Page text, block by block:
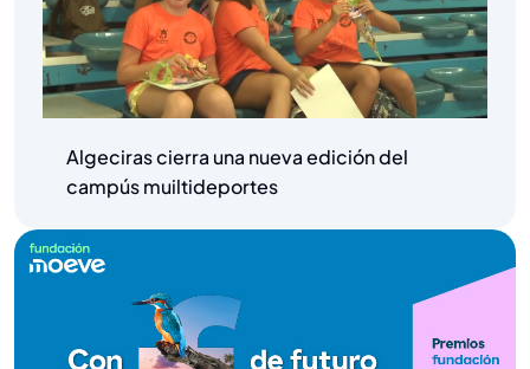
Algeciras cierra una nueva edición del
campús muiltideportes